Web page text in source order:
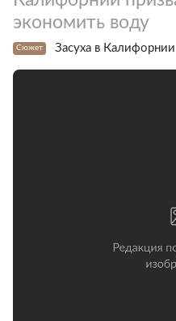
экономить воду
Сюжет Засуха в Калифорнии